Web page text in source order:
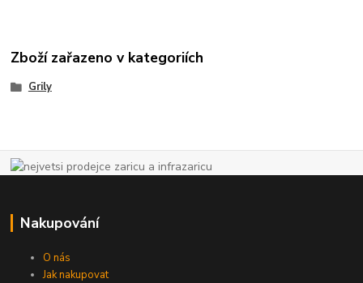
Zboží zařazeno v kategoriích
Grily
Nakupování
O nás
Jak nakupovat